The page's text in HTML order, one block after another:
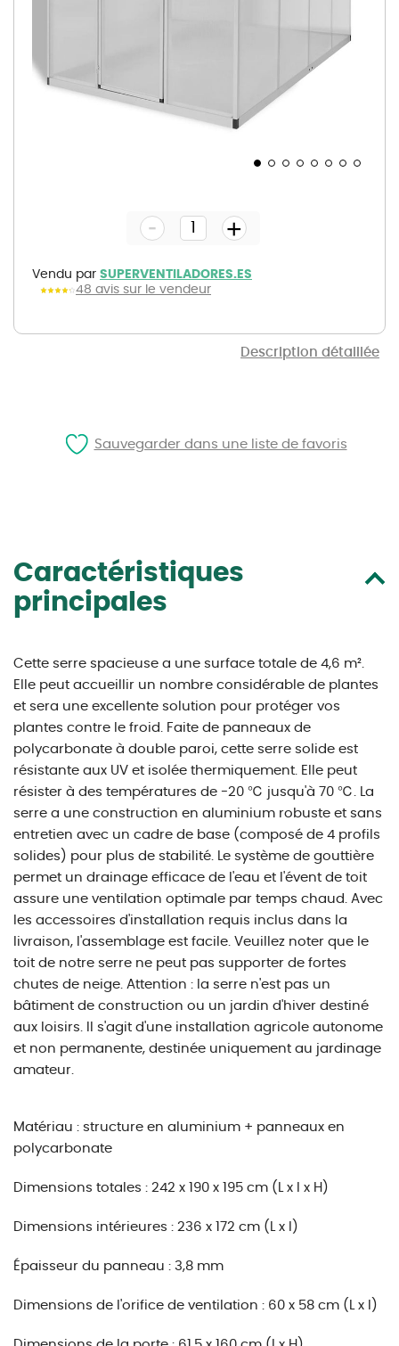
Description détaillée
gallery
Vendu par SUPERVENTILADORES.ES
48 avis sur le vendeur
- +
Caractéristiques
principales
Cette serre spacieuse a une surface totale de 4,6 m².
Elle peut accueillir un nombre considérable de plantes
et sera une excellente solution pour protéger vos
plantes contre le froid. Faite de panneaux de
polycarbonate à double paroi, cette serre solide est
résistante aux UV et isolée thermiquement. Elle peut
résister à des températures de -20 ℃ jusqu'à 70 ℃. La
serre a une construction en aluminium robuste et sans
entretien avec un cadre de base (composé de 4 profils
solides) pour plus de stabilité. Le système de gouttière
permet un drainage efficace de l'eau et l'évent de toit
assure une ventilation optimale par temps chaud. Avec
les accessoires d'installation requis inclus dans la
livraison, l'assemblage est facile. Veuillez noter que le
toit de notre serre ne peut pas supporter de fortes
chutes de neige. Attention : la serre n'est pas un
bâtiment de construction ou un jardin d'hiver destiné
aux loisirs. Il s'agit d'une installation agricole autonome
et non permanente, destinée uniquement au jardinage
amateur.
Matériau : structure en aluminium + panneaux en
polycarbonate
Dimensions totales : 242 x 190 x 195 cm (L x l x H)
Dimensions intérieures : 236 x 172 cm (L x l)
Épaisseur du panneau : 3,8 mm
Dimensions de l'orifice de ventilation : 60 x 58 cm (L x l)
Sauvegarder dans une liste de favoris